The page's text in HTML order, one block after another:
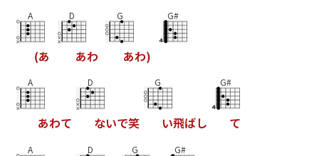
A
(あ
D
あわ
G
あわ)
G#
A
あわて
D
ないで笑
G
い飛ばし
G#
て
A D G G#